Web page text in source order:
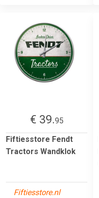
€ 39.95
Fiftiesstore Fendt
Tractors Wandklok
Fiftiesstore.nl